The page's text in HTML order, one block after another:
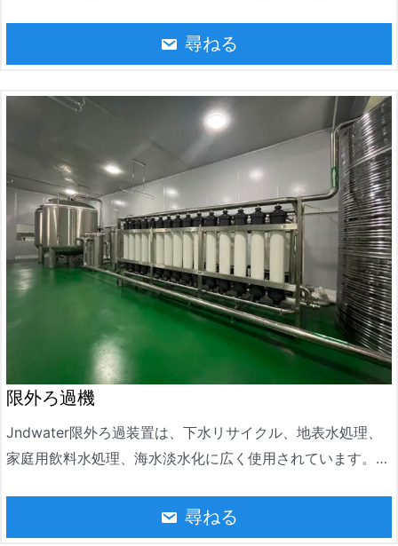
高分子有機物を効果的に除去できます
尋ねる
限外ろ過機
Jndwater限外ろ過装置は、下水リサイクル、地表水処理、
家庭用飲料水処理、海水淡水化に広く使用されています。ミ
の他の産業に適用可能JND WATER uf水処理機の出力は
1000-100,000LPHに達することができます
尋ねる